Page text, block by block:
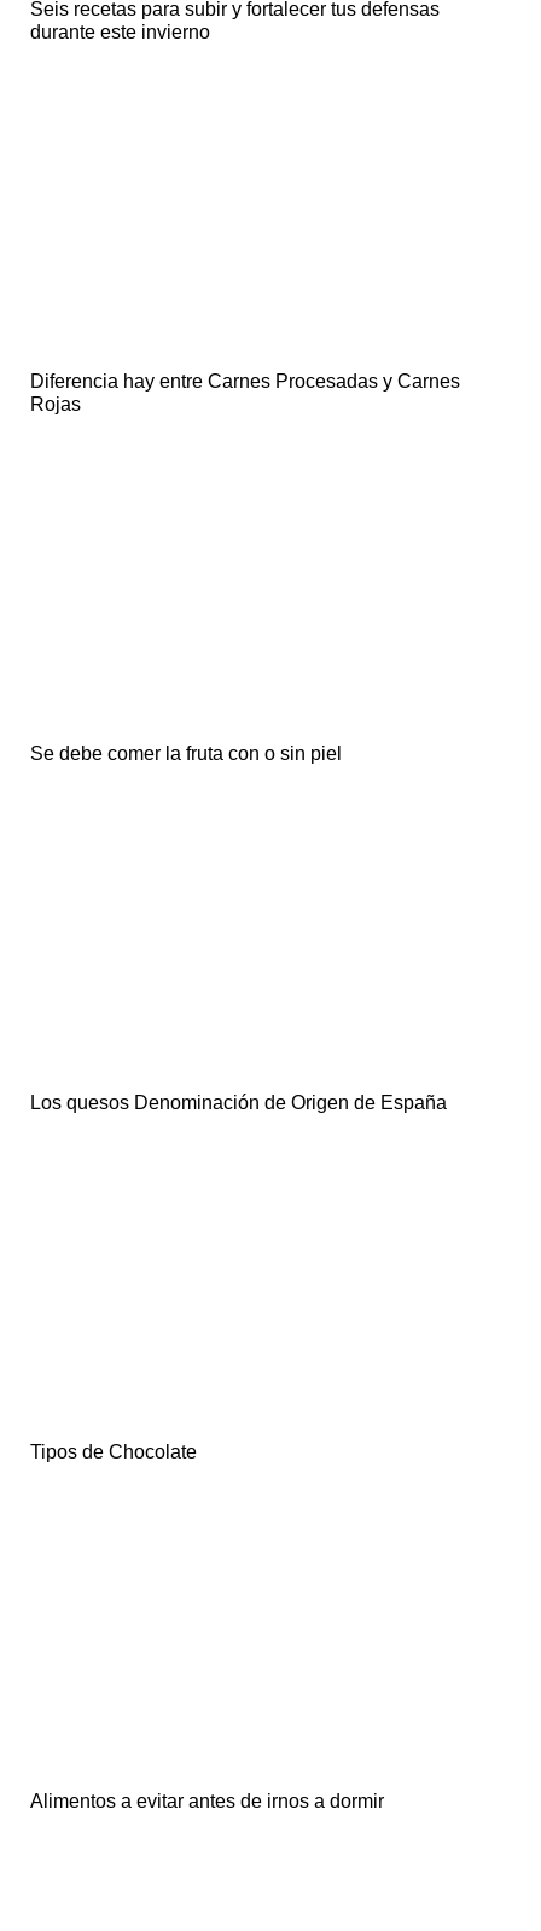
Seis recetas para subir y fortalecer tus defensas
durante este invierno
Diferencia hay entre Carnes Procesadas y Carnes
Rojas
Se debe comer la fruta con o sin piel
Los quesos Denominación de Origen de España
Tipos de Chocolate
Alimentos a evitar antes de irnos a dormir